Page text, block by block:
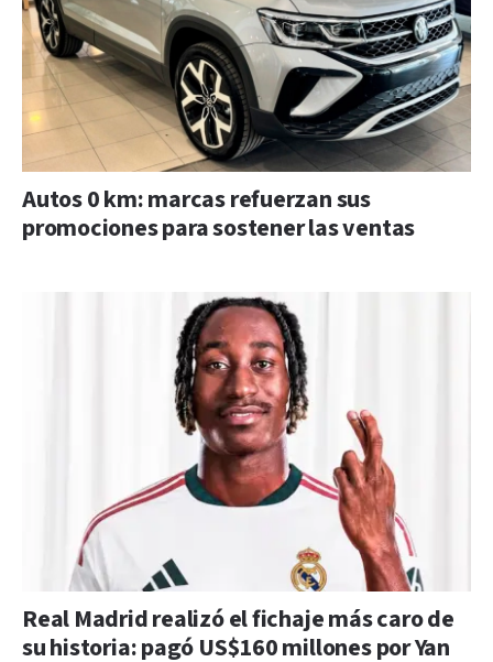
Autos 0 km: marcas refuerzan sus
promociones para sostener las ventas
Real Madrid realizó el fichaje más caro de
su historia: pagó US$160 millones por Yan